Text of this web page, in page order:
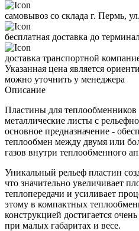
самовывоз со склада г. Пермь,
бесплатная доставка до
доставка транспортной
Указанная цена является
можно уточнить у менеджера
Описание
Пластины для теплообменников
металлические листы с
основное предназначение -
теплообмен между двумя или
газов внутри теплообменного
Уникальный рельеф пластин
что значительно увеличивает
теплопередачи и усиливает
этому в компактных
конструкцией достигается
при малых габаритах и весе.